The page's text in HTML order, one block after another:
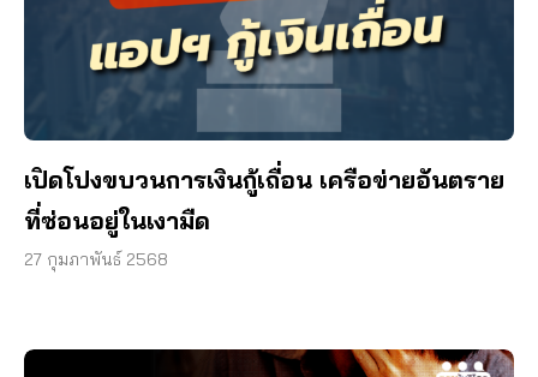
เปิดโปงขบวนการเงินกู้เถื่อน เครือข่ายอันตราย
ที่ซ่อนอยู่ในเงามืด
27 กุมภาพันธ์ 2568